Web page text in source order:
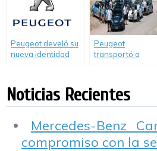
Peugeot develó su
nueva identidad
Peugeot
transportó a
Noticias Recientes
Mercedes-Benz
compromiso con la